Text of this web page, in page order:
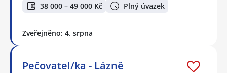
38 000 – 49 000 Kč Plný úvazek
Zveřejněno: 4. srpna
Pečovatel/ka - Lázně